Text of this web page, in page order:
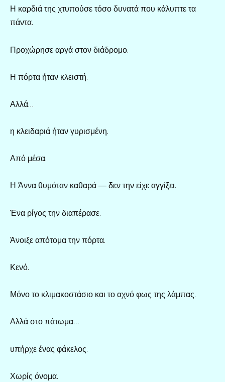
Η καρδιά της χτυπούσε τόσο δυνατά που κάλυπτε τα
πάντα.
Προχώρησε αργά στον διάδρομο.
Η πόρτα ήταν κλειστή.
Αλλά…
η κλειδαριά ήταν γυρισμένη.
Από μέσα.
Η Άννα θυμόταν καθαρά — δεν την είχε αγγίξει.
Ένα ρίγος την διαπέρασε.
Άνοιξε απότομα την πόρτα.
Κενό.
Μόνο το κλιμακοστάσιο και το αχνό φως της λάμπας.
Αλλά στο πάτωμα…
υπήρχε ένας φάκελος.
Χωρίς όνομα.